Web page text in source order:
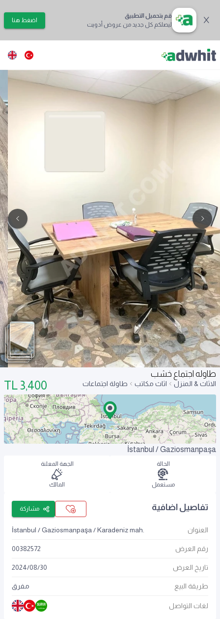
قم بتحميل التطبيق
ليصلكم كل جديد من عروض أدويت
اضغط هنا
طاوله اجتماع خشب
الاثاث & المنزل اثاث مكاتب طاولة اجتماعات 3,400
TL
İstanbul / Gaziosmanpaşa
الحالة
مستعمل
الجهة المعلنة
المالك
تفاصيل اضافية مشاركة
العنوان İstanbul / Gaziosmanpaşa / Karadeniz mah.
رقم العرض 00382572
تاريخ العرض 2024/08/30
طريقة البيع مفرق
لغات التواصل